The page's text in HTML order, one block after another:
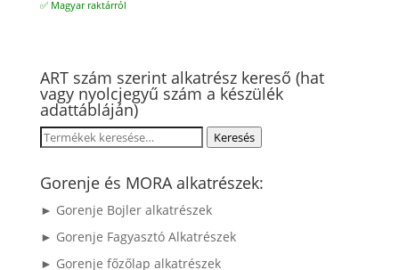
7900 Ft.
✅ Magyar raktárról
ART szám szerint alkatrész kereső (hat
vagy nyolcjegyű szám a készülék
adattábláján)
Keresés
következőre:
Keresés
Gorenje és MORA alkatrészek:
► Gorenje Bojler alkatrészek
► Gorenje Fagyasztó Alkatrészek
► Gorenje főzőlap alkatrészek